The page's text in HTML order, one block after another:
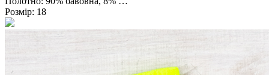
Розмір: 18